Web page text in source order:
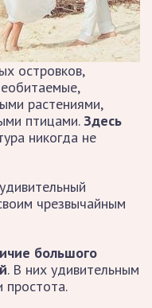
островков,
растениями,
птицами.Здесь
никогда не
чрезвычайным
большого
. В них удивительным
простота.